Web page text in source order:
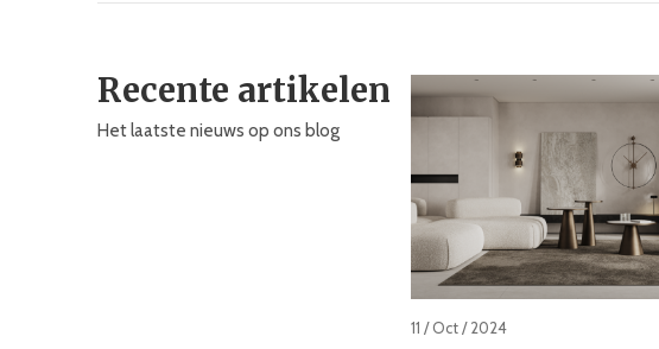
Recente artikelen
Het laatste nieuws op ons blog
11 / Oct / 2024